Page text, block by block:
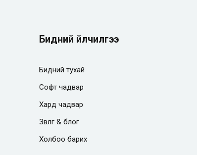
Бидний үйлчилгээ
Бидний тухай
Софт чадвар
Хард чадвар
Зөвлөгөө & блог
Холбоо барих